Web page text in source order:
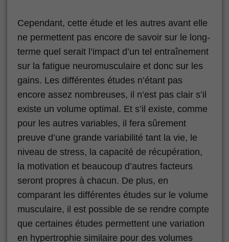
Cependant, cette étude et les autres avant elle
ne permettent pas encore de savoir sur le long-
terme quel serait l’impact d’un tel entraînement
sur la fatigue neuromusculaire et donc sur les
gains. Les différentes études n’étant pas
encore assez nombreuses, il n’est pas clair s’il
existe un volume optimal. Et s’il existe, comme
pour les autres variables, il fera sûrement
preuve d’une grande variabilité tant la vie, le
niveau de stress, la capacité de récupération,
la motivation et beaucoup d’autres facteurs
seront propres à chacun. De plus, en
comparant les différentes études sur le volume
musculaire, il est possible de se rendre compte
que certaines études permettent une variation
en hypertrophie similaire pour des volumes